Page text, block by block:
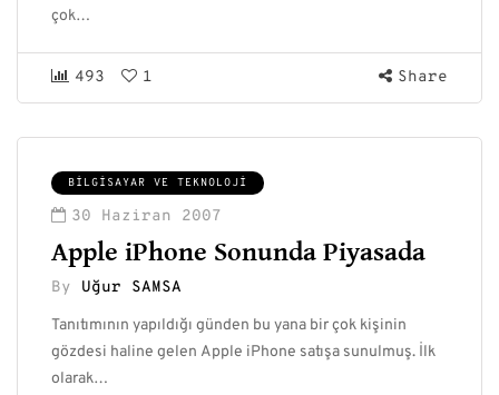
çok…
493 1 Share
BILGISAYAR VE TEKNOLOJI
30 Haziran 2007
Apple iPhone Sonunda Piyasada
By Uğur SAMSA
Tanıtımının yapıldığı günden bu yana bir çok kişinin
gözdesi haline gelen Apple iPhone satışa sunulmuş. İlk
olarak…